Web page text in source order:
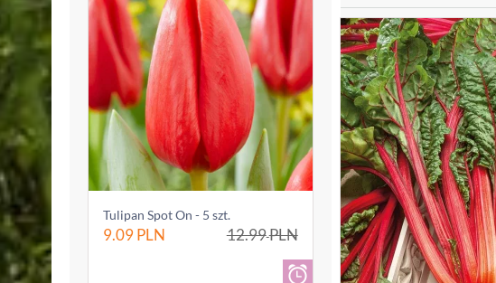
Tulipan Spot On - 5 szt.
9.09PLN 12.99PLN